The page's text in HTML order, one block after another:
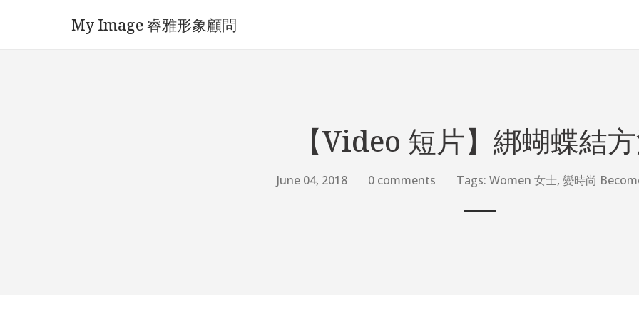
My Image 睿雅形象顧問
【Video 短片】綁蝴蝶結
June 04, 2018 0 comments Tags: Women 女士, 變時尚